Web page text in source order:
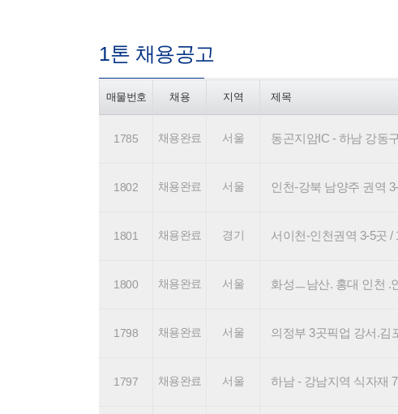
1톤 채용공고
매물번호 채용 지역 제목
1785 채용완료 서울 동곤지암IC - 하남 강동
1802 채용완료 서울 인천-강북 남양주 권역
1801 채용완료 경기 서이천-인천권역 3-5곳 /
1800 채용완료 서울 화성ㅡ남산. 홍대 인천 .
1798 채용완료 서울 의정부 3곳픽업 강서.김
1797 채용완료 서울 하남 - 강남지역 식자재